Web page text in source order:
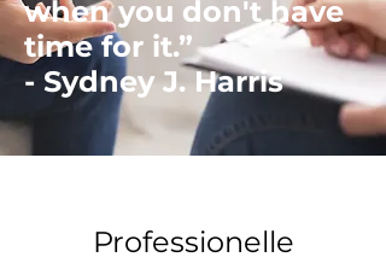
when you don't have
time for it.”
- Sydney J. Harris
Professionelle